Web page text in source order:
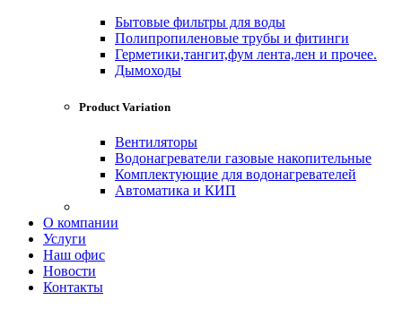
Бытовые фильтры для воды
Полипропиленовые трубы и фитинги
Герметики,тангит,фум лента,лен и прочее.
Дымоходы
Product Variation
Вентиляторы
Водонагреватели газовые накопительные
Комплектующие для водонагревателей
Автоматика и КИП
О компании
Услуги
Наш офис
Новости
Контакты